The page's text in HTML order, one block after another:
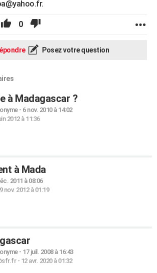
0
Posez votre question
à Madagascar ?
- 6 nov. 2010 à 14:02
2012 à 11:36
à Mada
2011 à 08:06
9 nov. 2012 à 01:19
- 17 juil. 2008 à 16:43
- 12 avr. 2020 à 01:32